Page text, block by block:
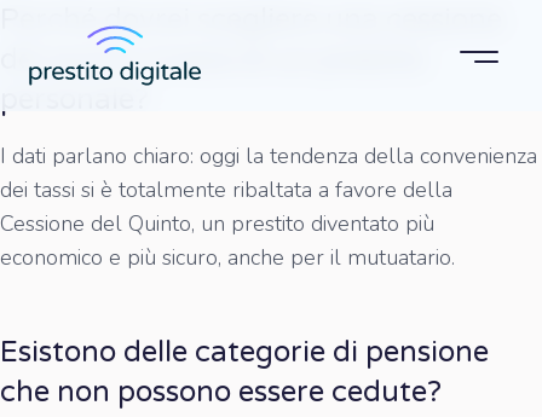
Perché dovrei scegliere una cessione
del quinto invece di un prestito
I dati parlano chiaro: oggi la tendenza della convenienza
dei tassi si è totalmente ribaltata a favore della
Cessione del Quinto, un prestito diventato più
economico e più sicuro, anche per il mutuatario.
Esistono delle categorie di pensione
che non possono essere cedute?